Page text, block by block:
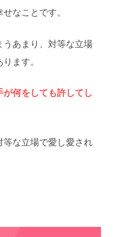
なことです。
うあまり、対等な立場
ます。
何をしても許してし
な立場で愛し愛され